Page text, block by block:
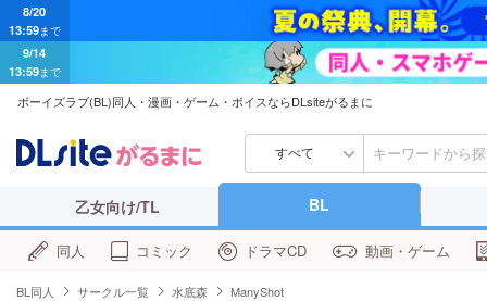
8/20
13:59まで
9/14
13:59まで
ボーイズラブ(BL)同人・漫画・ゲーム・ボイスならDLsiteがるまに
すべて
乙女向け/TL BL
同人 コミック ドラマCD 動画・ゲーム
BL同人 サークル一覧 水底森 ManyShot